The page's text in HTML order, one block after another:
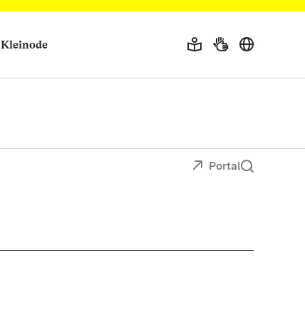
Kleinode
Portal